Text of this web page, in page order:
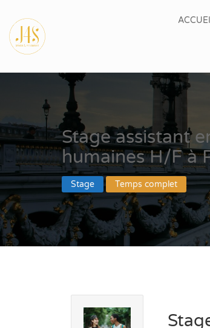
Stage assistant
humaines H/F à
Stage Temps complet